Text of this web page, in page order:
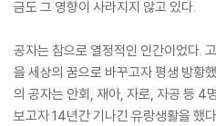
금도 그 영향이 사라지지 않고 있다.
공자는 참으로 열정적인 인간이었다.
을 세상의 꿈으로 바꾸고자 평생 방
의 공자는 안회, 재아, 자로, 자공 등 4
보고자 14년간 기나긴 유랑생활을 했